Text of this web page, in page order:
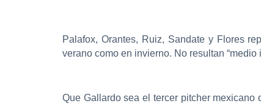
Palafox, Orantes, Ruiz, Sandate y Flores
verano como en invierno. No resultan
Que Gallardo sea el tercer pitcher